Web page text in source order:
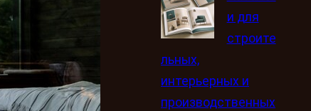
и для
строите
льных,
интерьерных и
производственных